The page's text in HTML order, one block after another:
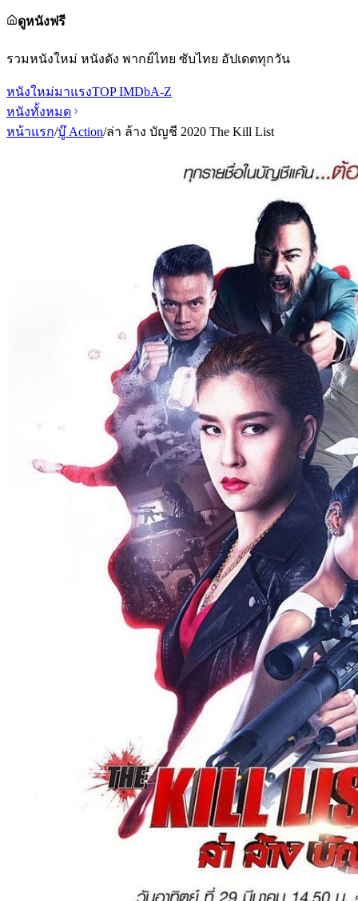
ดูหนังฟรี
รวมหนังใหม่ หนังดัง พากย์ไทย ซับไทย อัปเดตทุกวัน
หนังใหม่มาแรงTOP IMDbA-Z
หนังทั้งหมด
หน้าแรก/บู๊ Action/ล่า ล้าง บัญชี 2020 The Kill List